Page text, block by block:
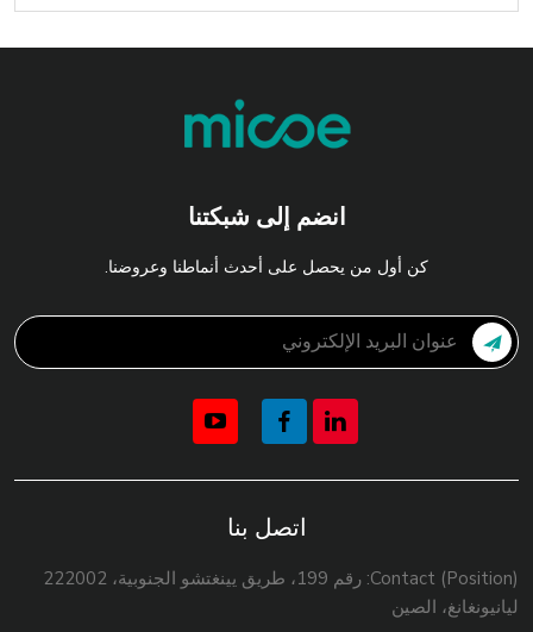
انضم إلى شبكتنا
كن أول من يحصل على أحدث أنماطنا وعروضنا.
اتصل بنا
Contact (Position): رقم 199، طريق يينغتشو الجنوبية، 222002
ليانيونغانغ، الصين